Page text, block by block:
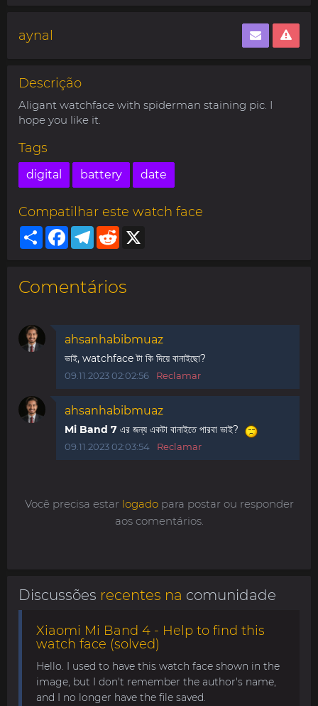
aynal
Descrição
Aligant watchface with spiderman staining pic. I
hope you like it.
Tags
digital battery date
Compatilhar este watch face
ShareFacebookTelegram
Reddit
Comentários
ahsanhabibmuaz
ভাই, watchface টা কি দিয়ে বানাইছো?
09.11.2023 02:02:56 Reclamar
ahsanhabibmuaz
Mi Band 7 এর জন্য একটা বানাইতে পারবা ভাই?
09.11.2023 02:03:54 Reclamar
Você precisa estar logadopara postar ou responder
aos comentários.
Discussões recentes na comunidade
Xiaomi Mi Band 4 - Help to find this
watch face (solved)
Hello. I used to have this watch face shown in the
image, but I don't remember the author's name,
and I no longer have the file saved.